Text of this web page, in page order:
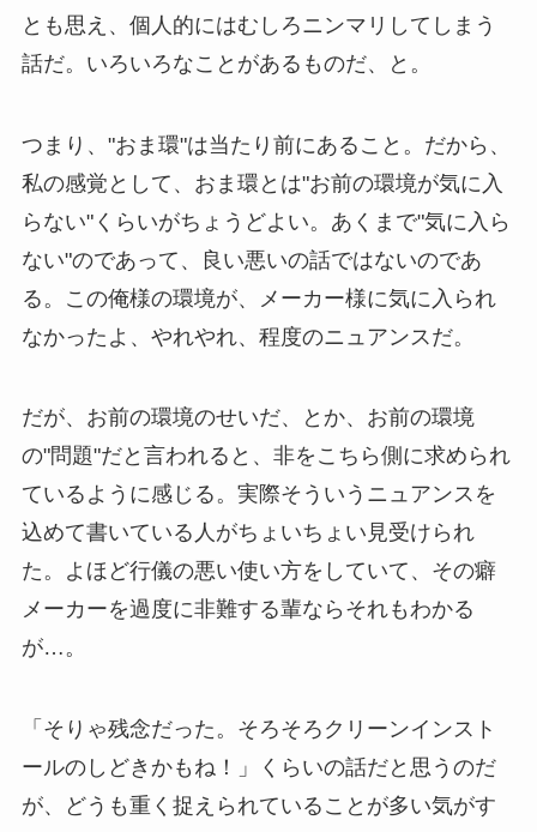
とも思え、個人的にはむしろニンマリしてしまう
話だ。いろいろなことがあるものだ、と。
つまり、"おま環"は当たり前にあること。だから、
私の感覚として、おま環とは"お前の環境が気に入
らない"くらいがちょうどよい。あくまで"気に入ら
ない"のであって、良い悪いの話ではないのであ
る。この俺様の環境が、メーカー様に気に入られ
なかったよ、やれやれ、程度のニュアンスだ。
だが、お前の環境のせいだ、とか、お前の環境
の"問題"だと言われると、非をこちら側に求められ
ているように感じる。実際そういうニュアンスを
込めて書いている人がちょいちょい見受けられ
た。よほど行儀の悪い使い方をしていて、その癖
メーカーを過度に非難する輩ならそれもわかる
が…。
「そりゃ残念だった。そろそろクリーンインスト
ールのしどきかもね！」くらいの話だと思うのだ
が、どうも重く捉えられていることが多い気がす